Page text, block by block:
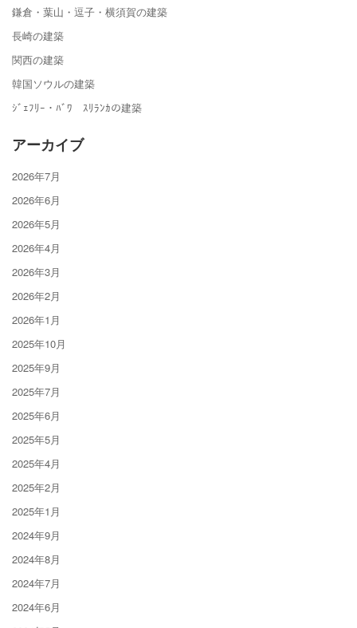
鎌倉・葉山・逗子・横須賀の建築
長崎の建築
関西の建築
韓国ソウルの建築
ｼﾞｪﾌﾘｰ・ﾊﾞﾜ ｽﾘﾗﾝｶの建築
アーカイブ
2026年7月
2026年6月
2026年5月
2026年4月
2026年3月
2026年2月
2026年1月
2025年10月
2025年9月
2025年7月
2025年6月
2025年5月
2025年4月
2025年2月
2025年1月
2024年9月
2024年8月
2024年7月
2024年6月